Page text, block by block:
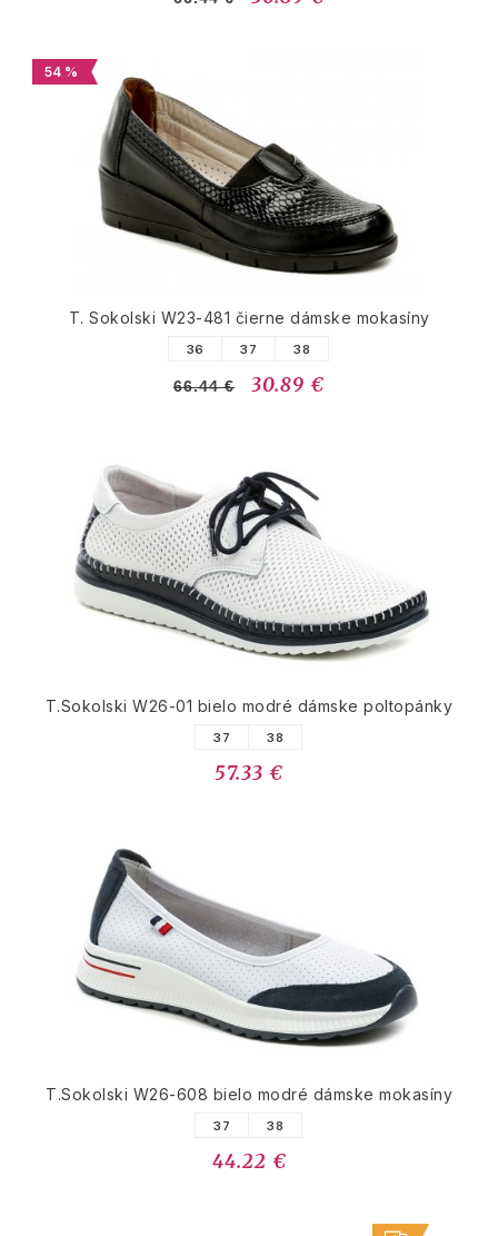
54 %
T. Sokolski W23-481 čierne dámske mokasíny
36 37 38
66.44 € 30.89 €
T.Sokolski W26-01 bielo modré dámske poltopánky
37 38
57.33 €
T.Sokolski W26-608 bielo modré dámske mokasíny
37 38
44.22 €